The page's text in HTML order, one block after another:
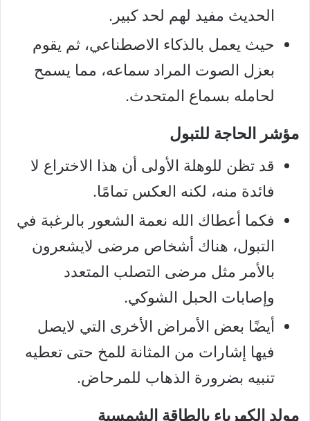
الحديث مفيد لهم لحد كبير.
حيث يعمل بالذكاء الاصطناعي، ثم يقوم
بعزل الصوت المراد سماعه، مما يسمح
لحامله بسماع المتحدث.
مؤشر الحاجة للتبول
قد تظن للوهلة الأولى أن هذا الاختراع لا
فائدة منه، لكنه العكس تمامًا.
فكما أعطاك الله نعمة الشعور بالرغبة في
التبول، هناك أشخاص مرضى لايشعرون
بالأمر مثل مرضى التصلب المتعدد
وإصابات الحبل الشوكي.
أيضًا بعض الأمراض الأخرى التي لايصل
فيها إشارات من المثانة للمخ حتى تعطيه
تنبيه بضرورة الذهاب للمرحاض.
مولد الكهرباء بالطاقة الشمسية